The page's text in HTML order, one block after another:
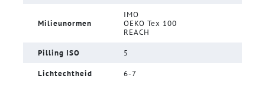
Milieunormen
IMO
OEKO Tex 100
REACH
Pilling ISO 5
Lichtechtheid 6-7